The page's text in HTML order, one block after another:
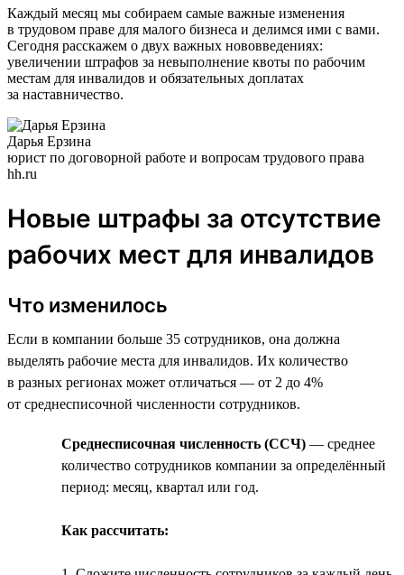
Каждый месяц мы собираем самые важные изменения
в трудовом праве для малого бизнеса и делимся ими с вами.
Сегодня расскажем о двух важных нововведениях:
увеличении штрафов за невыполнение квоты по рабочим
местам для инвалидов и обязательных доплатах
за наставничество.
Дарья Ерзина
юрист по договорной работе и вопросам трудового права
hh.ru
Новые штрафы за отсутствие
рабочих мест для инвалидов
Что изменилось
Если в компании больше 35 сотрудников, она должна
выделять рабочие места для инвалидов. Их количество
в разных регионах может отличаться — от 2 до 4%
от среднесписочной численности сотрудников.
Среднесписочная численность (ССЧ) — среднее
количество сотрудников компании за определённый
период: месяц, квартал или год.
Как рассчитать: